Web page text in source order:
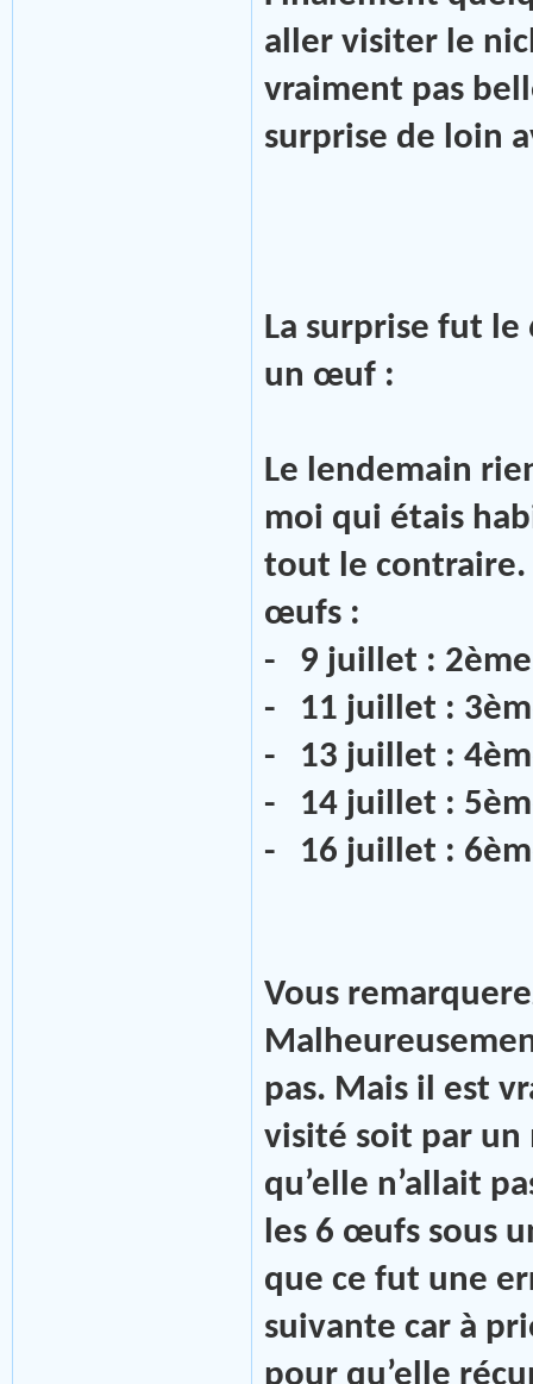
aller visiter le
vraiment pas
surprise de loin
La surprise fut
un œuf :
Le lendemain
moi qui étais
tout le contraire.
œufs :
- 9 juillet :
- 11 juillet
- 13 juillet :
- 14 juillet :
- 16 juillet :
Vous
pas. Mais il est
visité soit par un
qu’elle n’allait
les 6 œufs sous
que ce fut une
suivante car à
pour qu’elle